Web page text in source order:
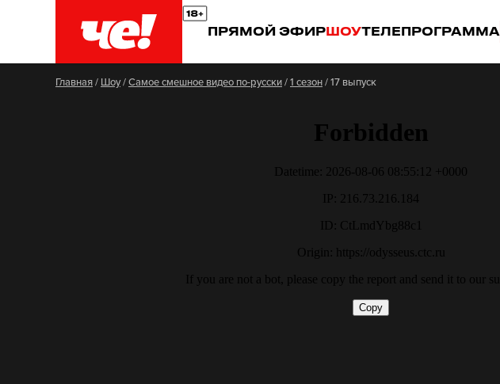
ПРЯМОЙ ЭФИРШОУТЕЛЕПРОГРАММА
Главная/ Шоу/Самое смешное видео по-русски/1 сезон/17 выпуск